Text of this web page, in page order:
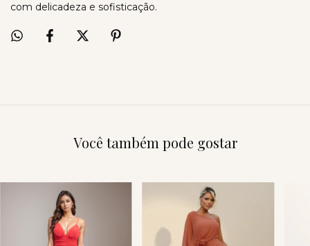
com delicadeza e sofisticação.
Você também pode gostar